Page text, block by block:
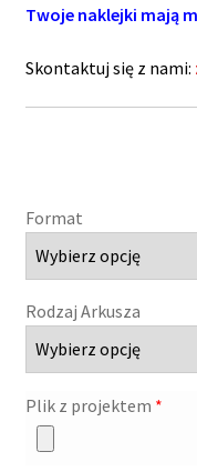
Twoje naklejki mają
Skontaktuj się z nami:
Format
Rodzaj Arkusza
Plik z projektem *